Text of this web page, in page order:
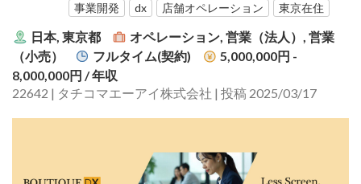
事業開発
dx 店舗オペレーション 東京在住
日本, 東京都
オペレーション, 営業（法人）, 営業
（小売）
フルタイム(契約)
5,000,000円 -
8,000,000円 / 年収
22642 | タチコマエーアイ株式会社 | 投稿 2025/03/17